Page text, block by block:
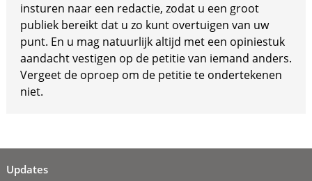
insturen naar een redactie, zodat u een groot
publiek bereikt dat u zo kunt overtuigen van uw
punt. En u mag natuurlijk altijd met een opiniestuk
aandacht vestigen op de petitie van iemand anders.
Vergeet de oproep om de petitie te ondertekenen
niet.
Updates